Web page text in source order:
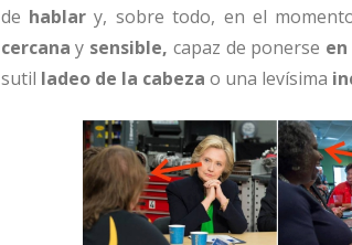
de hablar y, sobre todo, en el
cercana y sensible, capaz de ponerse
sutil ladeo de la cabeza o una levísima